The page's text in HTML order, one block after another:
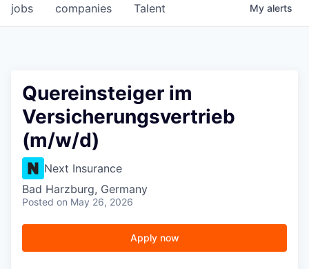
jobs companies Talent My alerts
Quereinsteiger im
Versicherungsvertrieb
(m/w/d)
Next Insurance
Bad Harzburg, Germany
Posted on May 26, 2026
Apply now